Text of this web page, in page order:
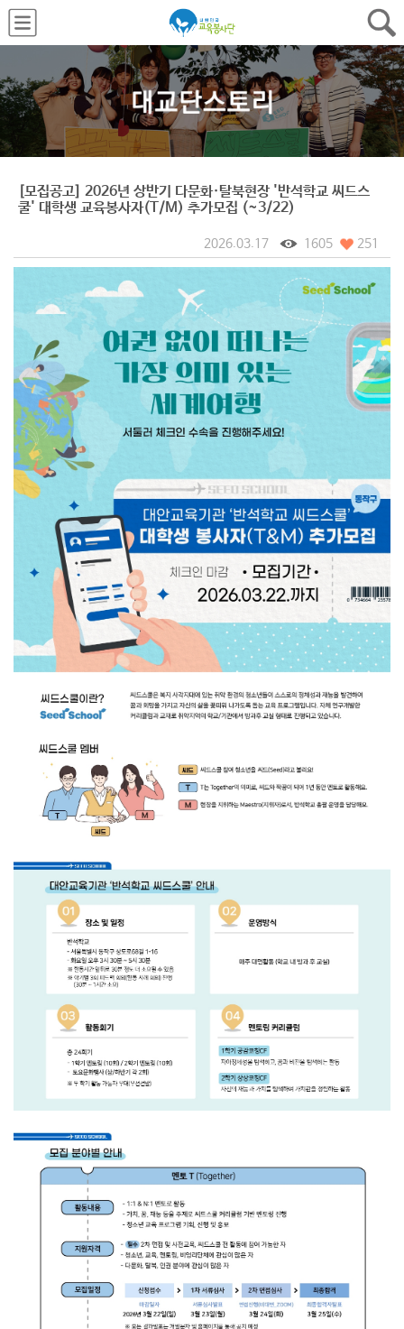
[모집공고] 2026년 상반기 다문화·탈북현장 '반석학교 씨드스
쿨' 대학생 교육봉사자(T/M) 추가모집 (~3/22)
2026.03.17 1605 251